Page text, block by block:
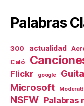
Palabras
300 actualidad
Caló
Flickr google
Microsoft
NSFW Palabras